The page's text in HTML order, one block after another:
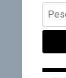
por: